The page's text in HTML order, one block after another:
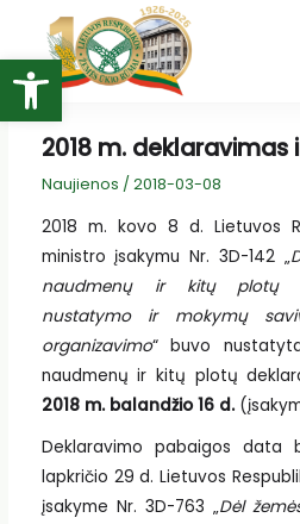
Open toolbar
turinio
2018 m. deklaravimas
Naujienos / 2018-03-08
2018 m. kovo 8 d. Lietuvos
ministro įsakymu Nr. 3D-142 „
naudmenų ir kitų plotų
nustatymo ir mokymų
organizavimo“ buvo
naudmenų ir kitų plotų
2018 m. balandžio 16 d.
Deklaravimo pabaigos data
lapkričio 29 d. Lietuvos
įsakyme Nr. 3D-763 „Dėl